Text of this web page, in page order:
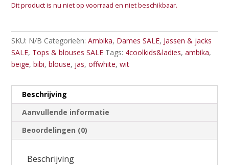
Dit product is nu niet op voorraad en niet beschikbaar.
SKU: N/B Categorieën:Ambika, Dames SALE, Jassen & jacks
SALE, Tops & blouses SALE Tags: 4coolkids&ladies,ambika,
beige,bibi,blouse, jas,offwhite,wit
Beschrijving
Aanvullende informatie
Beoordelingen (0)
Beschrijving